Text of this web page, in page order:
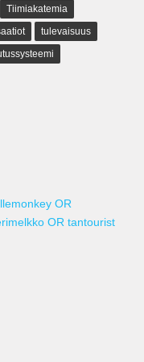
Tiimiakatemia
tulevaisuus
OR
OR tantourist